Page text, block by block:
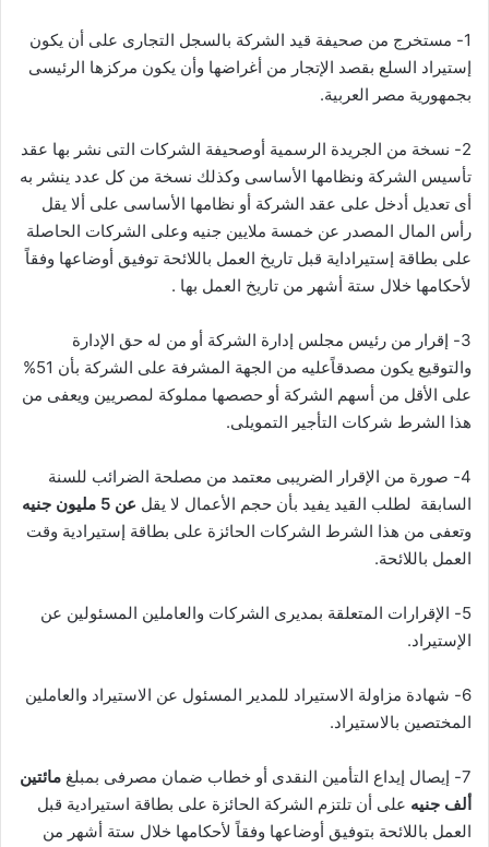
1- مستخرج من صحيفة قيد الشركة بالسجل التجارى على أن يكون
إستيراد السلع بقصد الإتجار من أغراضها وأن يكون مركزها الرئيسى
بجمهورية مصر العربية.
2- نسخة من الجريدة الرسمية أوصحيفة الشركات التى نشر بها عقد
تأسيس الشركة ونظامها الأساسى وكذلك نسخة من كل عدد ينشر به
أى تعديل أدخل على عقد الشركة أو نظامها الأساسى على ألا يقل
رأس المال المصدر عن خمسة ملايين جنيه وعلى الشركات الحاصلة
على بطاقة إستيراداية قبل تاريخ العمل باللائحة توفيق أوضاعها وفقاً
لأحكامها خلال ستة أشهر من تاريخ العمل بها .
3- إقرار من رئيس مجلس إدارة الشركة أو من له حق الإدارة
والتوقيع يكون مصدقاًعليه من الجهة المشرفة على الشركة بأن 51%
على الأقل من أسهم الشركة أو حصصها مملوكة لمصريين ويعفى من
هذا الشرط شركات التأجير التمويلى.
4- صورة من الإقرار الضريبى معتمد من مصلحة الضرائب للسنة
السابقة لطلب القيد يفيد بأن حجم الأعمال لا يقل عن 5 مليون جنيه
وتعفى من هذا الشرط الشركات الحائزة على بطاقة إستيرادية وقت
العمل باللائحة.
5- الإقرارات المتعلقة بمديرى الشركات والعاملين المسئولين عن
الإستيراد.
6- شهادة مزاولة الاستيراد للمدير المسئول عن الاستيراد والعاملين
المختصين بالاستيراد.
7- إيصال إيداع التأمين النقدى أو خطاب ضمان مصرفى بمبلغ
مائتين
ألف جنيه على أن تلتزم الشركة الحائزة على بطاقة استيرادية قبل
العمل باللائحة بتوفيق أوضاعها وفقاً لأحكامها خلال ستة أشهر من